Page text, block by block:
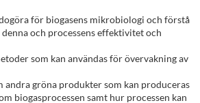
för biogasens mikrobiologi och förstå
och processens effektivitet och
som kan användas för övervakning av
andra gröna produkter som kan produceras
biogasprocessen samt hur processen kan